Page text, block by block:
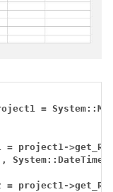
=
= project1->
= project1->